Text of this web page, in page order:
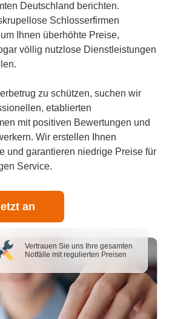
Deutschland berichten.
Schlosserfirmen
Ihnen überhöhte Preise,
völlig nutzlose Dienstleistungen
zu schützen, suchen wir
etablierten
mit positiven Bewertungen und
Wir erstellen Ihnen
und garantieren niedrige Preise für
Service.
an
Vertrauen Sie uns Ihre gesamten
Notfälle mit regulierten Preisen